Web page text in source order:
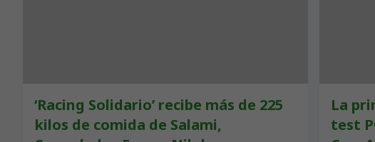
‘Racing Solidario’ recibe más de 225
kilos de comida de Salami,
La
test